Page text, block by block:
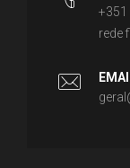
+351
rede